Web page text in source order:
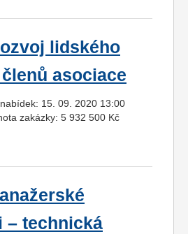
lidského
asociace
15. 09. 2020 13:00
zakázky: 5 932 500 Kč
– technická